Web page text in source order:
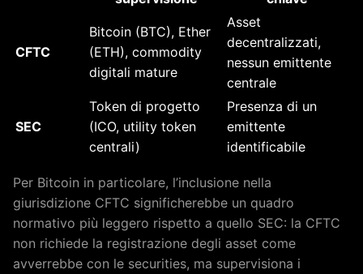
CFTC
Bitcoin (BTC), Ether
(ETH), commodity
digitali mature
Asset
decentralizzati,
nessun emittente
centrale
SEC
Token di progetto
(ICO, utility token
centrali)
Presenza di un
emittente
identificabile
Per Bitcoin in particolare, l’inclusione nella
giurisdizione CFTC significherebbe un quadro
normativo più leggero rispetto a quello SEC: la CFTC
non richiede la registrazione degli asset come
avverrebbe con le securities, ma supervisiona i